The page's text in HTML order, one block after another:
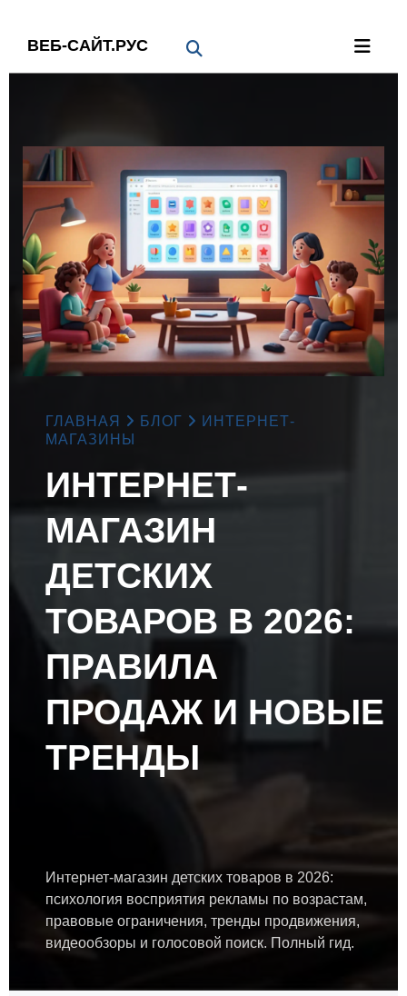
ГЛАВНАЯ БЛОГ
ИНТЕРНЕТ-
МАГАЗИНЫ
ИНТЕРНЕТ-
МАГАЗИН
ДЕТСКИХ
ТОВАРОВ В 2026:
ПРАВИЛА
ПРОДАЖ И НОВЫЕ
ТРЕНДЫ
Интернет-магазин детских товаров в 2026:
психология восприятия рекламы по возрастам,
правовые ограничения, тренды продвижения,
видеообзоры и голосовой поиск. Полный гид.